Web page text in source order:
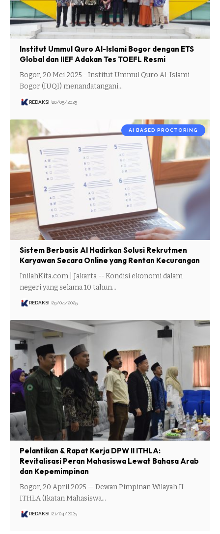
Institut Ummul Quro Al-Islami Bogor dengan ETS
Global dan IIEF Adakan Tes TOEFL Resmi
Bogor, 20 Mei 2025 - Institut Ummul Quro Al-Islami
Bogor (IUQI) menandatangani…
REDAKSI 20/05/2025
AI BASED PROCTORING
Sistem Berbasis AI Hadirkan Solusi Rekrutmen
Karyawan Secara Online yang Rentan Kecurangan
InilahKita.com | Jakarta -- Kondisi ekonomi dalam
negeri yang selama 10 tahun…
REDAKSI 29/04/2025
Pelantikan & Rapat Kerja DPW II ITHLA:
Revitalisasi Peran Mahasiswa Lewat Bahasa Arab
dan Kepemimpinan
Bogor, 20 April 2025 — Dewan Pimpinan Wilayah II
ITHLA (Ikatan Mahasiswa…
REDAKSI 21/04/2025